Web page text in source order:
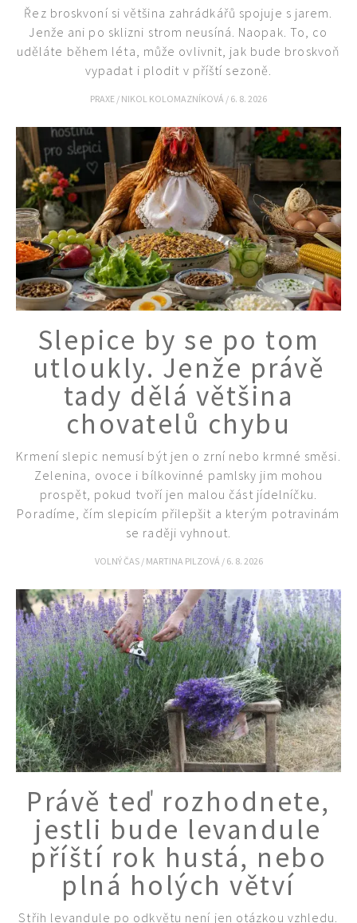
Řez broskvoní si většina zahrádkářů spojuje s jarem.
Jenže ani po sklizni strom neusíná. Naopak. To, co
uděláte během léta, může ovlivnit, jak bude broskvoň
vypadat i plodit v příští sezoně.
PRAXE / NIKOL KOLOMAZNÍKOVÁ / 6. 8. 2026
Slepice by se po tom
utloukly. Jenže právě
tady dělá většina
chovatelů chybu
Krmení slepic nemusí být jen o zrní nebo krmné směsi.
Zelenina, ovoce i bílkovinné pamlsky jim mohou
prospět, pokud tvoří jen malou část jídelníčku.
Poradíme, čím slepicím přilepšit a kterým potravinám
se raději vyhnout.
VOLNÝ ČAS / MARTINA PILZOVÁ / 6. 8. 2026
Právě teď rozhodnete,
jestli bude levandule
příští rok hustá, nebo
plná holých větví
Střih levandule po odkvětu není jen otázkou vzhledu.